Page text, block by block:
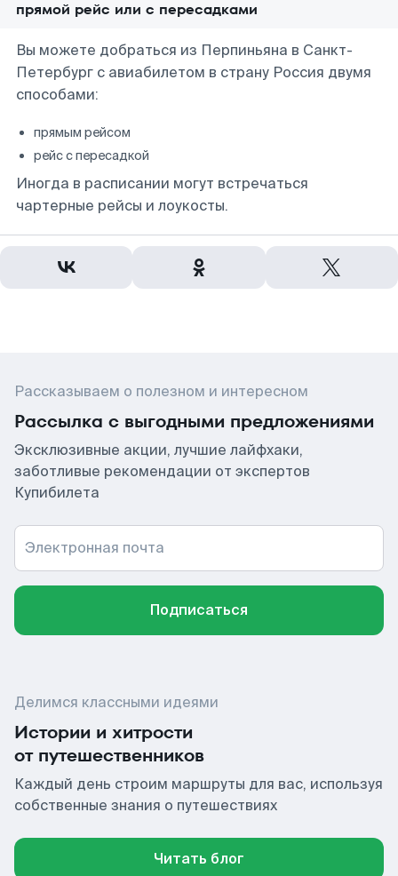
прямой рейс или с пересадками
Вы можете добраться из Перпиньяна в Санкт-
Петербург с авиабилетом в страну Россия двумя
способами:
прямым рейсом
рейс с пересадкой
Иногда в расписании могут встречаться
чартерные рейсы и лоукосты.
Рассказываем о полезном и интересном
Рассылка с выгодными предложениями
Эксклюзивные акции, лучшие лайфхаки,
заботливые рекомендации от экспертов
Купибилета
Электронная почта
Подписаться
Делимся классными идеями
Истории и хитрости
от путешественников
Каждый день строим маршруты для вас, используя
собственные знания о путешествиях
Читать блог